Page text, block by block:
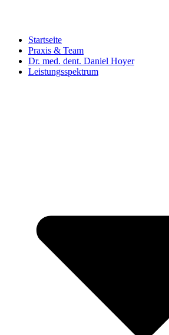
Startseite
Praxis & Team
Dr. med. dent. Daniel Hoyer
Leistungsspektrum